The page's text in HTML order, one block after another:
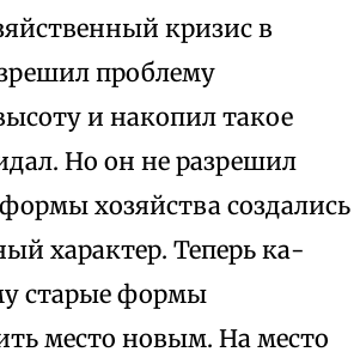
кризис в
проблему
и накопил такое
Но он не разрешил
хозяйства создались
характер. Теперь ка­
старые формы
место новым. На место